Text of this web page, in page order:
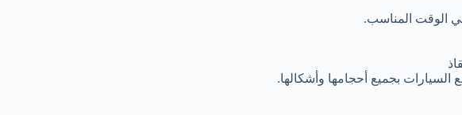
في الوقت المناسب.
بجميع أحجامها وأشكالها.